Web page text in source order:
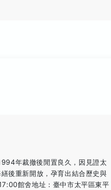
年裁撤後閒置良久，因見證太
後重新開放，孕育出結合歷史與
館舍地址：臺中市太平區東平